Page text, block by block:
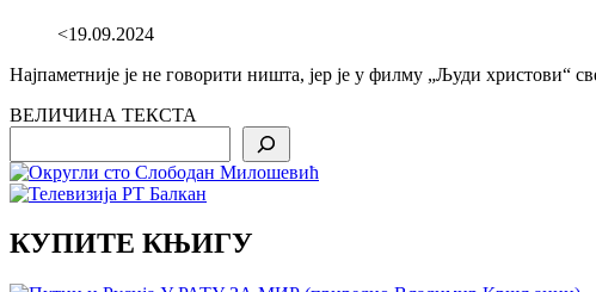
<19.09.2024
Најпаметније је не говорити ништа, јер је у филму „Људи
ВЕЛИЧИНА ТЕКСТА
КУПИТЕ КЊИГУ